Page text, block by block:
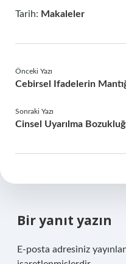
Tarih: Makaleler
Önceki Yazı
Cebirsel Ifadelerin
Sonraki Yazı
Cinsel Uyarılma
Bir yanıt yazın
E-posta adresiniz